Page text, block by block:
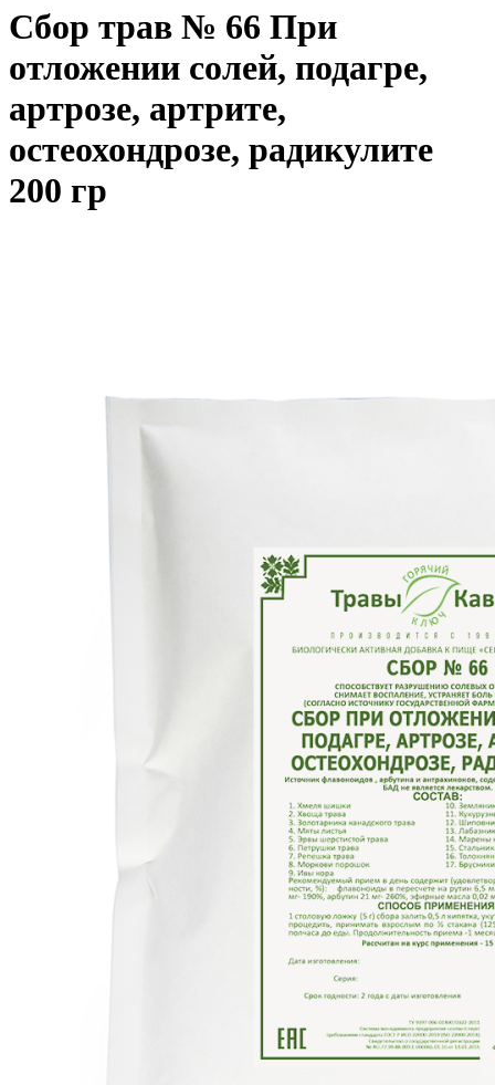
Сбор трав № 66 При
отложении солей, подагре,
артрозе, артрите,
остеохондрозе, радикулите
200 гр